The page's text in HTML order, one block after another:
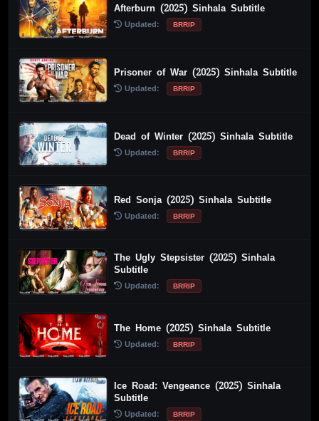
Afterburn (2025) Sinhala Subtitle
Updated: BRRIP
Prisoner of War (2025) Sinhala Subtitle
Updated: BRRIP
Dead of Winter (2025) Sinhala Subtitle
Updated: BRRIP
Red Sonja (2025) Sinhala Subtitle
Updated: BRRIP
The Ugly Stepsister (2025) Sinhala
Subtitle
Updated: BRRIP
The Home (2025) Sinhala Subtitle
Updated: BRRIP
Ice Road: Vengeance (2025) Sinhala
Subtitle
Updated: BRRIP